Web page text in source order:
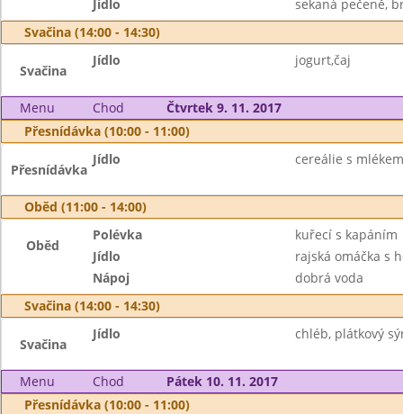
Jídlo
sekaná pečeně,
Svačina (14:00 - 14:30)
Svačina
Jídlo jogurt,čaj
Menu Chod
Čtvrtek 9. 11. 2017
Přesnídávka (10:00 - 11:00)
Přesnídávka
Jídlo cereálie s
Oběd (11:00 - 14:00)
Oběd
Polévka
kuřecí s kapáním
Jídlo
rajská omáčka s
Nápoj
dobrá voda
Svačina (14:00 - 14:30)
Svačina
Jídlo chléb, plátkový
Menu Chod
Pátek 10. 11. 2017
Přesnídávka (10:00 - 11:00)